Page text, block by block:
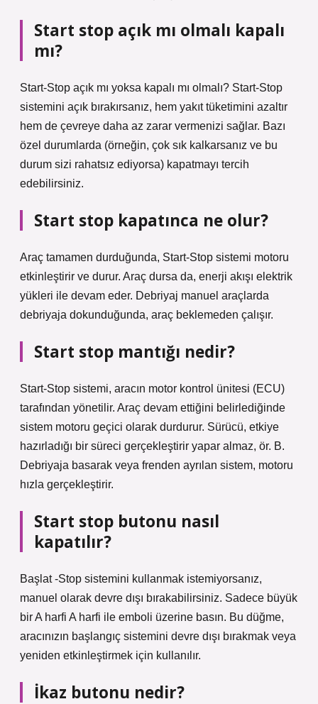
Start stop açık mı olmalı kapalı
mı?
Start-Stop açık mı yoksa kapalı mı olmalı? Start-Stop
sistemini açık bırakırsanız, hem yakıt tüketimini azaltır
hem de çevreye daha az zarar vermenizi sağlar. Bazı
özel durumlarda (örneğin, çok sık kalkarsanız ve bu
durum sizi rahatsız ediyorsa) kapatmayı tercih
edebilirsiniz.
Start stop kapatınca ne olur?
Araç tamamen durduğunda, Start-Stop sistemi motoru
etkinleştirir ve durur. Araç dursa da, enerji akışı elektrik
yükleri ile devam eder. Debriyaj manuel araçlarda
debriyaja dokunduğunda, araç beklemeden çalışır.
Start stop mantığı nedir?
Start-Stop sistemi, aracın motor kontrol ünitesi (ECU)
tarafından yönetilir. Araç devam ettiğini belirlediğinde
sistem motoru geçici olarak durdurur. Sürücü, etkiye
hazırladığı bir süreci gerçekleştirir yapar almaz, ör. B.
Debriyaja basarak veya frenden ayrılan sistem, motoru
hızla gerçekleştirir.
Start stop butonu nasıl
kapatılır?
Başlat -Stop sistemini kullanmak istemiyorsanız,
manuel olarak devre dışı bırakabilirsiniz. Sadece büyük
bir A harfi A harfi ile emboli üzerine basın. Bu düğme,
aracınızın başlangıç ​​sistemini devre dışı bırakmak veya
yeniden etkinleştirmek için kullanılır.
İkaz butonu nedir?